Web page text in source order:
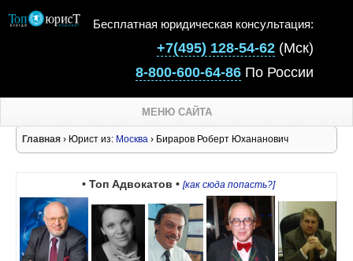
Бесплатная юридическая консультация:
+7(495) 128-54-62 (Мск)
8-800-600-64-86 По России
МЕНЮ САЙТА
Главная › Юрист из: Москва › Бираров Роберт Юхананович
• Топ Адвокатов • [как сюда попасть?]